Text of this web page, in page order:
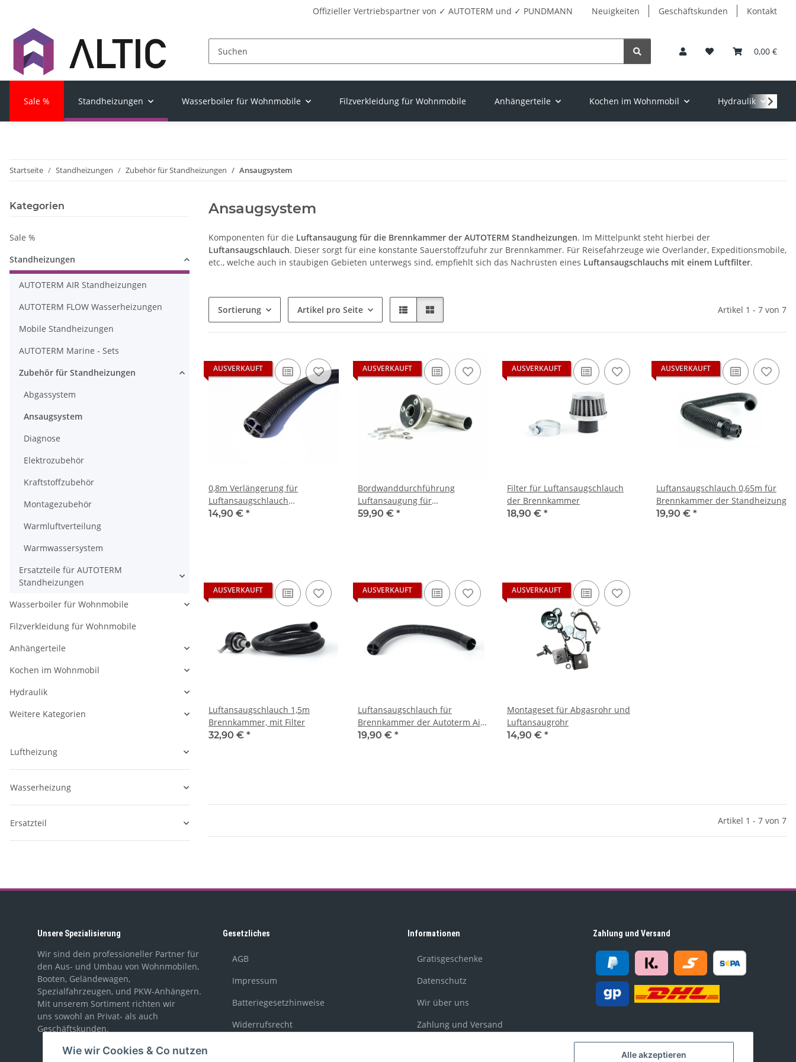
Alle akzeptieren
Wie wir Cookies & Co nutzen
Neuigkeiten Geschäftskunden Kontakt
Offizieller Vertriebspartner von ✓ AUTOTERM und ✓ PUNDMANN
0,00 €
Sale % Standheizungen Wasserboiler für Wohnmobile Filzverkleidung für Wohnmobile Anhängerteile Kochen im Wohnmobil Hydraulik
Startseite Standheizungen Zubehör für Standheizungen Ansaugsystem
Ansaugsystem
Komponenten für die Luftansaugung für die Brennkammer der AUTOTERM Standheizungen. Im Mittelpunkt steht hierbei der
Luftansaugschlauch. Dieser sorgt für eine konstante Sauerstoffzufuhr zur Brennkammer. Für Reisefahrzeuge wie Overlander, Expeditionsmobile,
etc., welche auch in staubigen Gebieten unterwegs sind, empfiehlt sich das Nachrüsten eines Luftansaugschlauchs mit einem Luftfilter.
Sortierung Artikel pro Seite Artikel 1 - 7 von 7
AUSVERKAUFT
0,8m Verlängerung für
Luftansaugschlauch
Brennkammer
14,90 € *
AUSVERKAUFT
Bordwanddurchführung
Luftansaugung für
Standheizung
59,90 € *
AUSVERKAUFT
Filter für Luftansaugschlauch
der Brennkammer
18,90 € *
AUSVERKAUFT
Luftansaugschlauch 0,65m für
Brennkammer der Standheizung
19,90 € *
AUSVERKAUFT
Luftansaugschlauch 1,5m
Brennkammer, mit Filter
32,90 € *
AUSVERKAUFT
Luftansaugschlauch für
Brennkammer der Autoterm Air
9D
19,90 € *
AUSVERKAUFT
Montageset für Abgasrohr und
Luftansaugrohr
14,90 € *
Artikel 1 - 7 von 7
Kategorien
Sale %
Standheizungen
AUTOTERM AIR Standheizungen
AUTOTERM FLOW Wasserheizungen
Mobile Standheizungen
AUTOTERM Marine - Sets
Zubehör für Standheizungen
Abgassystem
Ansaugsystem
Diagnose
Elektrozubehör
Kraftstoffzubehör
Montagezubehör
Warmluftverteilung
Warmwassersystem
Ersatzteile für AUTOTERM
Standheizungen
Wasserboiler für Wohnmobile
Filzverkleidung für Wohnmobile
Anhängerteile
Kochen im Wohnmobil
Hydraulik
Weitere Kategorien
Luftheizung
Wasserheizung
Ersatzteil
Unsere Spezialisierung
Wir sind dein professioneller Partner für
den Aus- und Umbau von Wohnmobilen,
Booten, Geländewagen,
Spezialfahrzeugen, und PKW-Anhängern.
Mit unserem Sortiment richten wir
uns sowohl an Privat- als auch
Geschäftskunden.
Gesetzliches
AGB
Impressum
Batteriegesetzhinweise
Widerrufsrecht
Informationen
Gratisgeschenke
Datenschutz
Wir über uns
Zahlung und Versand
Zahlung und Versand